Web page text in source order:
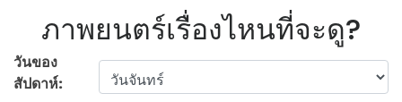
ภาพยนตร์เรื่องไหนที่จะดู?
วันของ
สัปดาห์: